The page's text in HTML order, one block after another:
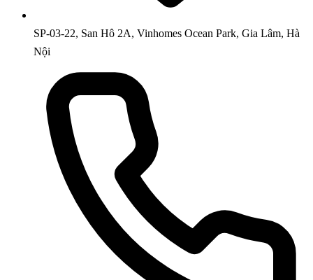
SP-03-22, San Hô 2A, Vinhomes Ocean Park, Gia Lâm, Hà
Nội